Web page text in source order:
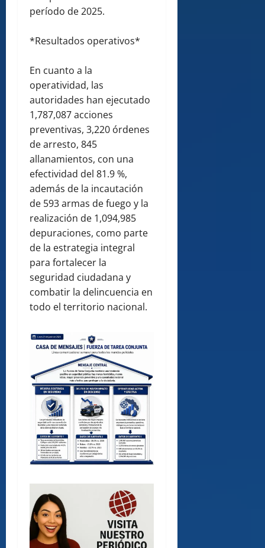
período de 2025.
*Resultados operativos*
En cuanto a la
operatividad, las
autoridades han ejecutado
1,787,087 acciones
preventivas, 3,220 órdenes
de arresto, 845
allanamientos, con una
efectividad del 81.9 %,
además de la incautación
de 593 armas de fuego y la
realización de 1,094,985
depuraciones, como parte
de la estrategia integral
para fortalecer la
seguridad ciudadana y
combatir la delincuencia en
todo el territorio nacional.